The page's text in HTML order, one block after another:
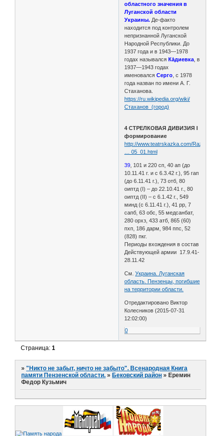
областного значения в
Луганской области
Украины. Де-факто
находится под контролем
непризнанной Луганской
Народной Республики. До
1937 года и в 1943—1978
годах называлсяКа́диевка , в
1937—1943 годах
именовалсяСерго , с 1978
года назван по имени А. Г.
Стаханова.
https://ru.wikipedia.org/wiki/
Стаханов_(город)
4 СТРЕЛКОВАЯ ДИВИЗИЯ I
формирование
http://www.teatrskazka.com/Raznoe/
… 05_01.html
39 , 101 и 220 сп, 40 ап (до
10.11.41 г. и с 6.3.42 г.), 95 гап
(до 6.11.41 г.), 73 отб, 80
оиптд (I) – до 22.10.41 г., 80
оиптд (II) – с 6.1.42 г., 549
минд (с 6.11.41 г.), 41 рр, 7
сапб, 63 обс, 55 медсанбат,
280 орхз, 433 атб, 865 (60)
пхп, 186 дарм, 984 ппс, 52
(828) пкг.
Периоды вхождения в состав
Действующей армии 17.9.41-
28.11.42
См.Украина. Луганская
область. Пензенцы, погибшие
на территории области.
Отредактировано Виктор
Колесников (2015-07-31
12:02:00)
0
Страница:1
»"Никто не забыт, ничто не забыто". Всенародная Книга
памяти Пензенской области. » Бековский район » Еремин
Федор Кузьмич